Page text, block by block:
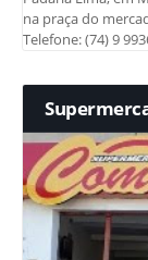
na praça do
Telefone: (74) 9